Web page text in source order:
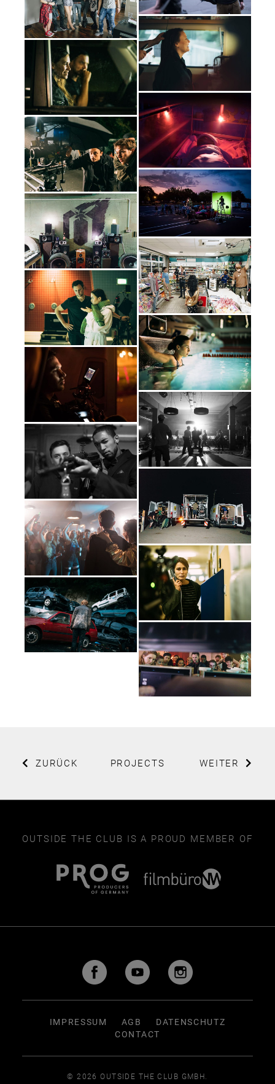
ZURÜCK PROJECTS WEITER
OUTSIDE THE CLUB IS A PROUD MEMBER OF
IMPRESSUM AGB
DATENSCHUTZ
CONTACT
© 2026 OUTSIDE THE CLUB GMBH.